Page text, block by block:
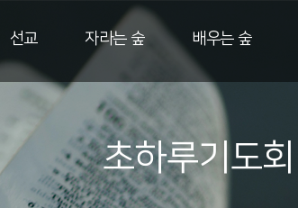
선교 자라는 숲 배우는 숲
초하루기도회